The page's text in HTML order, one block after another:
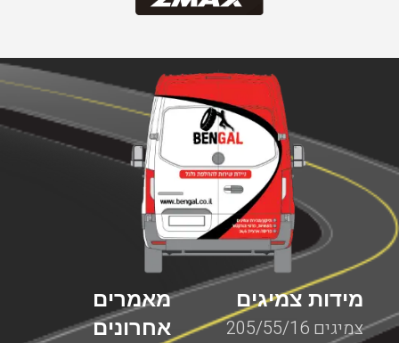
מאמרים
אחרונים
מידות צמיגים
צמיגים 205/55/16